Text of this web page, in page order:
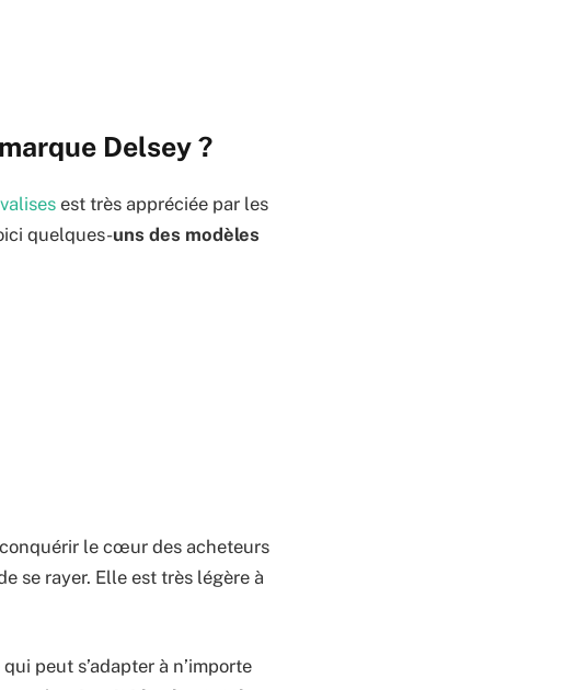
Delsey ?
valises est très appréciée par les
quelques-uns des modèles
conquérir le cœur des acheteurs
se rayer. Elle est très légère à
qui peut s’adapter à n’importe